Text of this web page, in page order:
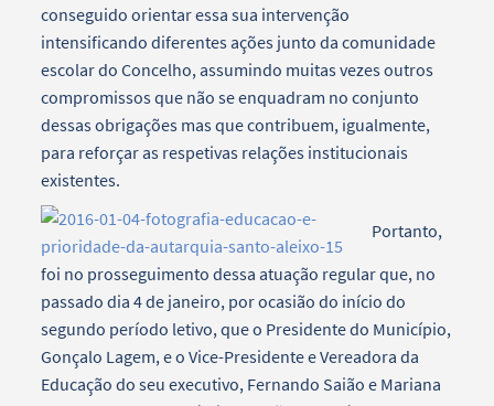
conseguido orientar essa sua intervenção
intensificando diferentes ações junto da comunidade
escolar do Concelho, assumindo muitas vezes outros
compromissos que não se enquadram no conjunto
dessas obrigações mas que contribuem, igualmente,
para reforçar as respetivas relações institucionais
existentes.
Portanto,
foi no prosseguimento dessa atuação regular que, no
passado dia 4 de janeiro, por ocasião do início do
segundo período letivo, que o Presidente do Município,
Gonçalo Lagem, e o Vice-Presidente e Vereadora da
Educação do seu executivo, Fernando Saião e Mariana